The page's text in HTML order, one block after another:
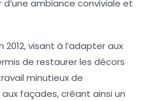
ambiance conviviale et
visant à l’adapter aux
de restaurer les décors
minutieux de
façades, créant ainsi un